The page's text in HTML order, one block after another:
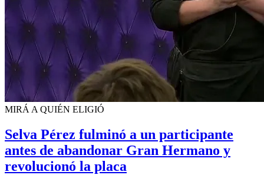
MIRÁ A QUIÉN ELIGIÓ
Selva Pérez fulminó a un participante
antes de abandonar Gran Hermano y
revolucionó la placa